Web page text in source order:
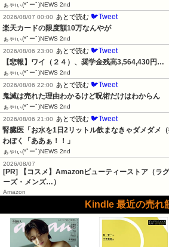
ぁゃιぃ(*ﾟーﾟ)NEWS 2nd
2026/08/07 00:00
あとで読む 🐦Tweet
楽天カードの限度額10万なんやが
ぁゃιぃ(*ﾟーﾟ)NEWS 2nd
2026/08/06 23:00
あとで読む 🐦Tweet
【悲報】ワイ（２４）、奨学金残高3,564,430円…
ぁゃιぃ(*ﾟーﾟ)NEWS 2nd
2026/08/06 22:00
あとで読む 🐦Tweet
鬼滅は売れた理由わかるけど呪術だけはわからん
ぁゃιぃ(*ﾟーﾟ)NEWS 2nd
2026/08/06 21:00
あとで読む 🐦Tweet
腎臓医「お水を1日2リットル飲まなきゃダメダメ
わぼく「ああぁ！！」
ぁゃιぃ(*ﾟーﾟ)NEWS 2nd
2026/08/07
[PR] 【コスメ】Amazonビューティーストア（ラ
ーズ・メンズ…）
Amazon
Kindle 最近の売れ